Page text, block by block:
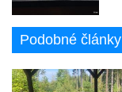
Podobné články